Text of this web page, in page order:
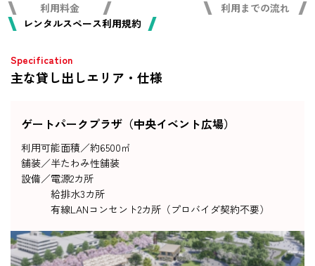
利用料金
利用までの流れ
レンタルスペース利用規約
主な貸し出しエリア・仕様
ゲートパークプラザ（中央イベント広場）
利用可能面積／約6500㎡
舗装／半たわみ性舗装
設備／電源2カ所
給排水3カ所
有線LANコンセント2カ所（プロバイダ契約不要）